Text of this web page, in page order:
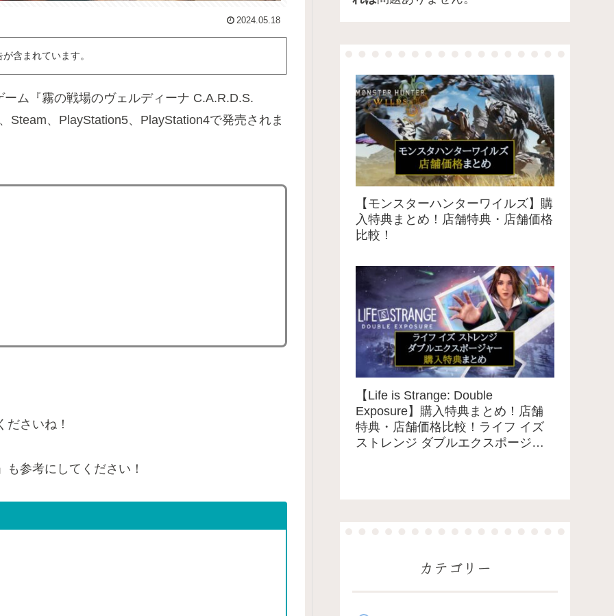
2024.05.18
含まれています。
ム『霧の戦場のヴェルディーナ C.A.R.D.S.
Steam、PlayStation5、PlayStation4で発売されま
さいね！
参考にしてください！
【モンスターハンターワイルズ】購
入特典まとめ！店舗特典・店舗価格
比較！
【Life is Strange: Double
Exposure】購入特典まとめ！店舗
特典・店舗価格比較！ライフ イズ
ストレンジ ダブルエクスポージャ
カテゴリー